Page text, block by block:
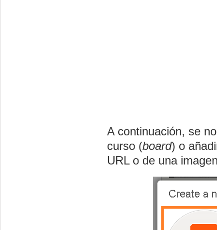
A continuación, se
curso (board) o
URL o de una